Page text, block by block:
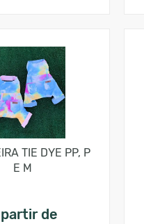
TIE DYE PP, P
E M
de